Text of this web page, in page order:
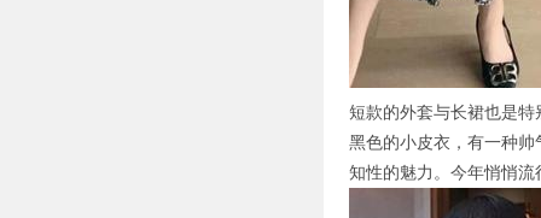
短款的外套与长裙也是
黑色的小皮衣，有一种
知性的魅力。今年悄悄